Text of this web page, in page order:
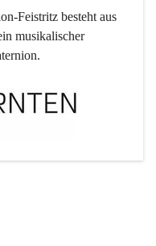
-Feistritz besteht aus
musikalischer
.